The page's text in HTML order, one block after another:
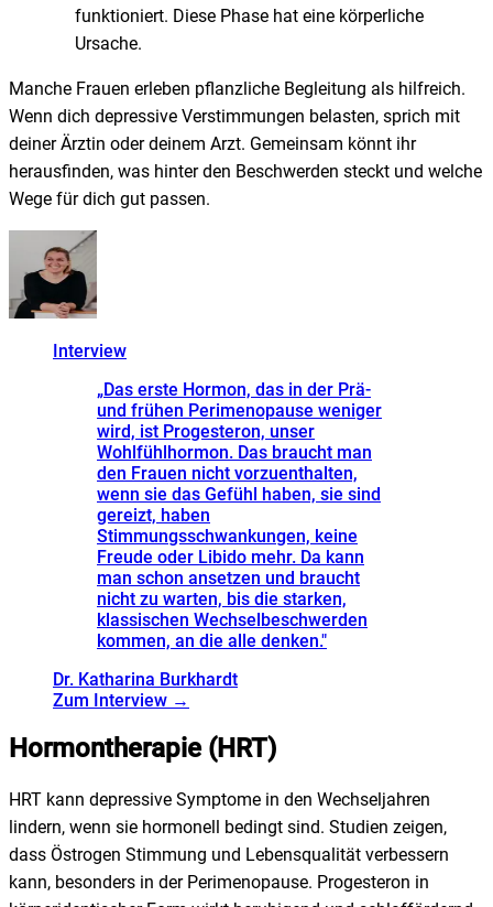
funktioniert. Diese Phase hat eine körperliche
Ursache.
Manche Frauen erleben pflanzliche Begleitung als hilfreich.
Wenn dich depressive Verstimmungen belasten, sprich mit
deiner Ärztin oder deinem Arzt. Gemeinsam könnt ihr
herausfinden, was hinter den Beschwerden steckt und welche
Wege für dich gut passen.
Interview
„Das erste Hormon, das in der Prä-
und frühen Perimenopause weniger
wird, ist Progesteron, unser
Wohlfühlhormon. Das braucht man
den Frauen nicht vorzuenthalten,
wenn sie das Gefühl haben, sie sind
gereizt, haben
Stimmungsschwankungen, keine
Freude oder Libido mehr. Da kann
man schon ansetzen und braucht
nicht zu warten, bis die starken,
klassischen Wechselbeschwerden
kommen, an die alle denken."
Dr. Katharina Burkhardt
Zum Interview →
Hormontherapie (HRT)
HRT kann depressive Symptome in den Wechseljahren
lindern, wenn sie hormonell bedingt sind. Studien zeigen,
dass Östrogen Stimmung und Lebensqualität verbessern
kann, besonders in der Perimenopause. Progesteron in